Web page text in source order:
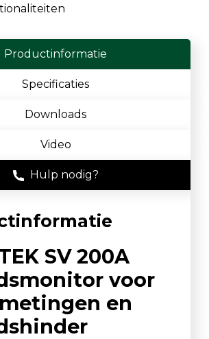
Productinformatie
Specificaties
Downloads
Video
Hulp nodig?
SV 200A
voor
en